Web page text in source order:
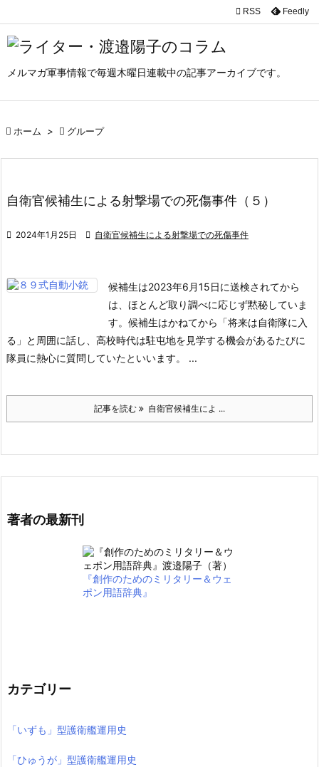
メルマガ軍事情報で毎週木曜日連載中の記事アーカイブです。

 RSS Feedly
 ホーム >  グループ
自衛官候補生による射撃場での死傷事件（５）
 2024年1月25日  自衛官候補生による射撃場での死傷事件
候補生は2023年6月15日に送検されてから
は、ほとんど取り調べに応じず黙秘していま
す。 候補生はかねてから「将来は自衛隊に入
る」と周囲に話し、高校時代は駐屯地を見学する機会があるたびに
隊員に熱心に質問していたといいます。 ...
記事を読む 自衛官候補生によ ...
著者の最新刊
『創作のためのミリタリー＆ウェ
ポン用語辞典』
カテゴリー
「いずも」型護衛艦運用史
「ひゅうが」型護衛艦運用史